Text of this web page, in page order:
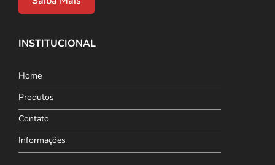
INSTITUCIONAL
Home
Produtos
Contato
Informações